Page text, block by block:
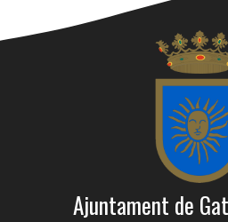
Ajuntament de